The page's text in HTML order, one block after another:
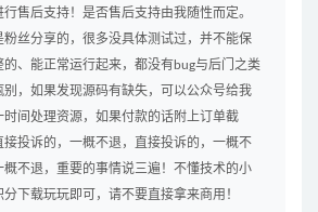
售后支持！是否售后支持由我随性而定。
粉丝分享的，很多没具体测试过，并不能保
、能正常运行起来，都没有bug与后门之类
别，如果发现源码有缺失，可以公众号给我
时间处理资源，如果付款的话附上订单截
接投诉的，一概不退，直接投诉的，一概不
不退，重要的事情说三遍！不懂技术的小
下载玩玩即可，请不要直接拿来商用！